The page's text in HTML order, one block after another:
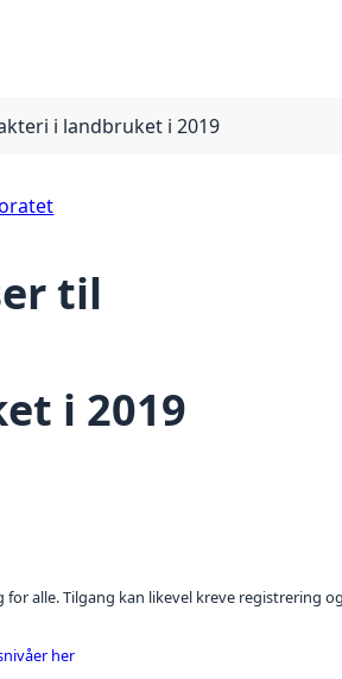
i landbruket i 2019
til
i 2019
alle. Tilgang kan likevel kreve registrering
her